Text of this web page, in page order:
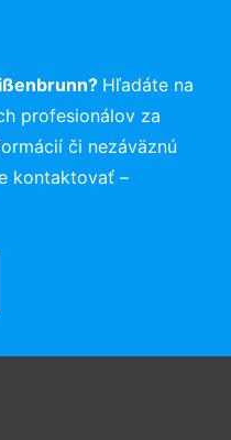
Hľadáte na
profesionálov za
či nezáväznú
kontaktovať –